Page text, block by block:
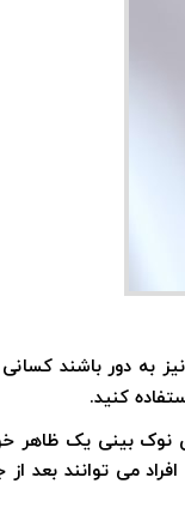
به دور باشند
کنید.
نوک بینی یک ظاهر
می توانند بعد